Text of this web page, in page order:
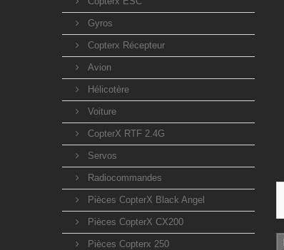
Gyros
Copterx Récepteur
Avion
Hélicotère
Voiture
CopterX RTF 2.4G
Servos
Radiocommandes
Pièces CopterX Black Angel
Pièces CopterX CX200
Pièces Copterx 250